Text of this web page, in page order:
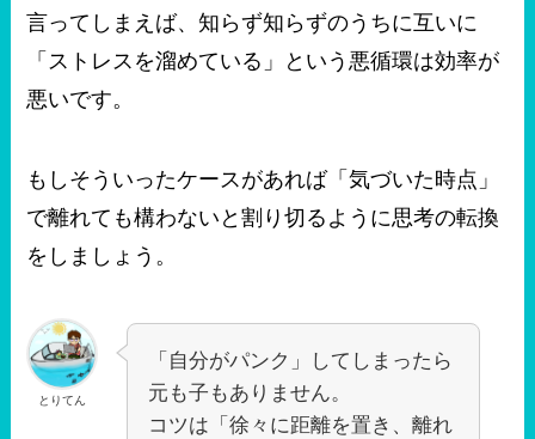
言ってしまえば、知らず知らずのうちに互いに
「ストレスを溜めている」という悪循環は効率が
悪いです。
もしそういったケースがあれば「気づいた時点」
で離れても構わないと割り切るように思考の転換
をしましょう。
とりてん
「自分がパンク」してしまったら
元も子もありません。
コツは「徐々に距離を置き、離れ